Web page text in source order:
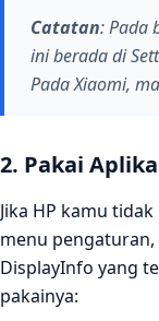
Catatan: Pada
ini berada di
Pada Xiaomi,
2. Pakai
Jika HP kamu
menu pengaturan,
DisplayInfo yang
pakainya: